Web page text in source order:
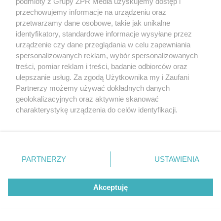
powód decyzji
Wystarczy popularny produkt z
kuchni, by uciekł w popłochu
przechowujemy informacje na urządzeniu oraz
przetwarzamy dane osobowe, takie jak unikalne
identyfikatory, standardowe informacje wysyłane przez
urządzenie czy dane przeglądania w celu zapewniania
spersonalizowanych reklam, wybór spersonalizowanych
treści, pomiar reklam i treści, badanie odbiorców oraz
ulepszanie usług. Za zgodą Użytkownika my i Zaufani
Partnerzy możemy używać dokładnych danych
geolokalizacyjnych oraz aktywnie skanować
charakterystykę urządzenia do celów identyfikacji.
zmienić/wycofać klikając przycisk ustawień prywatności
znajdujący się w lewym dolnym rogu strony
rodzaje przetwarzania danych nie wymagają zgody
użytkownika, ale masz prawo sprzeciwić się takiemu
przetwarzaniu. Preferencje będą miały zastosowanie tylko
PARTNERZY USTAWIENIA
Akceptuję